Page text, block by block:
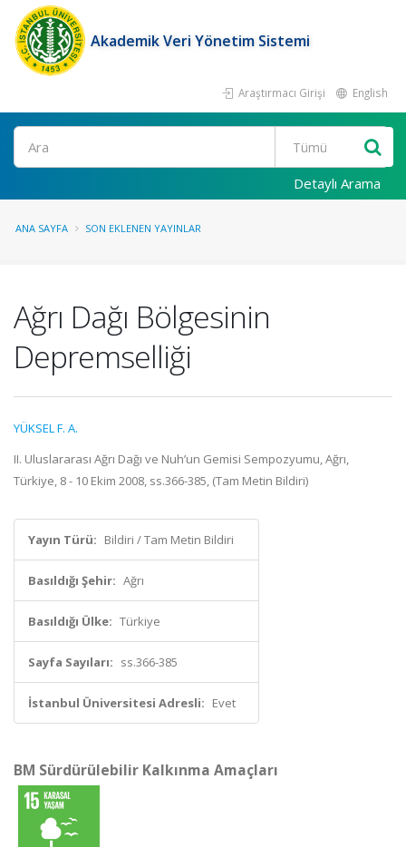
Akademik Veri Yönetim Sistemi
Araştırmacı Girişi English
Ara
Detaylı Arama
ANA SAYFA SON EKLENEN YAYINLAR
Ağrı Dağı Bölgesinin
Depremselliği
YÜKSEL F. A.
II. Uluslararası Ağrı Dağı ve Nuh’un Gemisi Sempozyumu, Ağrı,
Türkiye, 8 - 10 Ekim 2008, ss.366-385, (Tam Metin Bildiri)
Yayın Türü: Bildiri / Tam Metin Bildiri
Basıldığı Şehir: Ağrı
Basıldığı Ülke: Türkiye
Sayfa Sayıları: ss.366-385
İstanbul Üniversitesi Adresli: Evet
BM Sürdürülebilir Kalkınma Amaçları